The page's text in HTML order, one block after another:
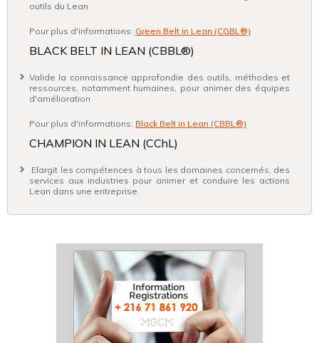
outils du Lean
Pour plus d'informations: Green Belt in Lean (CGBL®)
BLACK BELT IN LEAN (CBBL®)
Valide la connaissance approfondie des outils, méthodes et
ressources, notamment humaines, pour animer des équipes
d'amélioration
Pour plus d'informations: Black Belt in Lean (CBBL®)
CHAMPION IN LEAN (CChL)
Elargit les compétences à tous les domaines concernés, des
services aux industries pour animer et conduire les actions
Lean dans une entreprise.